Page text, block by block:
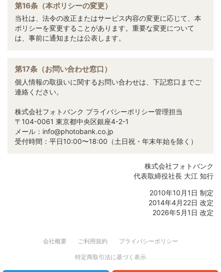
第16条（本ポリシーの変更）
当社は、法令の改正またはサービス内容の変更に応じて、本
ポリシーを変更することがあります。重要な変更について
は、事前に通知または公表します。
第17条（お問い合わせ窓口）
個人情報の取扱いに関するお問い合わせは、下記窓口までご
連絡ください。
株式会社フォトバンク プライバシーポリシー管理担当
〒104-0061 東京都中央区銀座4-2-1
メール：info@photobank.co.jp
受付時間：平日10:00〜18:00（土日祝・年末年始を除く）
株式会社フォトバンク
代表取締役社長 大江 知行
2010年10月1日 制定
2014年4月22日 改定
2026年5月1日 改定
会社概要 ご利用規約 プライバシーポリシー
特定商取引法に基づく表示